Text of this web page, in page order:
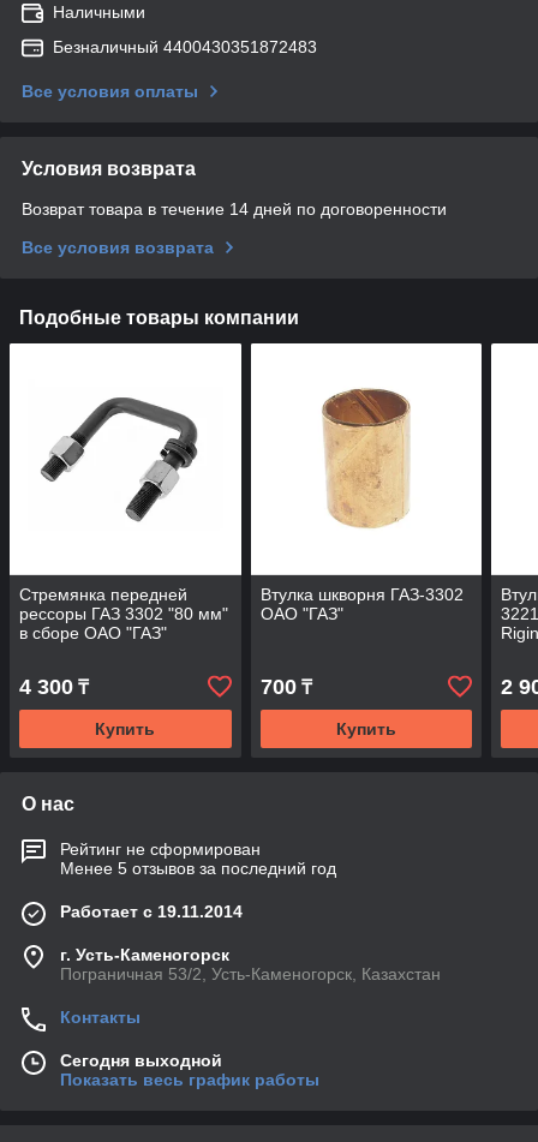
Наличными
Безналичный 4400430351872483
Все условия оплаты
Условия возврата
Возврат товара в течение 14 дней по договоренности
Все условия возврата
Подобные товары компании
Стремянка передней
рессоры ГАЗ 3302 "80 мм"
в сборе ОАО "ГАЗ"
4 300 ₸
Купить
Втулка шкворня ГАЗ-3302
ОАО "ГАЗ"
700₸
Купить
2
О нас
Рейтинг не сформирован
Менее 5 отзывов за последний год
Работает с 19.11.2014
г. Усть-Каменогорск
Пограничная 53/2, Усть-Каменогорск, Казахстан
Контакты
Сегодня выходной
Показать весь график работы